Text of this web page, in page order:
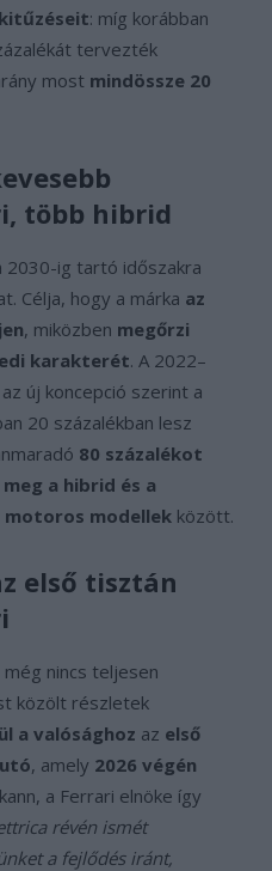
: míg korábban
tervezték
most mindössze 20
több hibrid
2030-ig tartó időszakra
Célja, hogy a márka az
, miközben megőrzi
karakterét. A 2022–
új koncepció szerint a
20 százalékban lesz
80 százalékot
a hibrid és a
motoros modellek között.
első tisztán
nincs teljesen
közölt részletek
a valósághoz az első
, amely 2026 végén
a Ferrari elnöke így
révén ismét
a fejlődés iránt,